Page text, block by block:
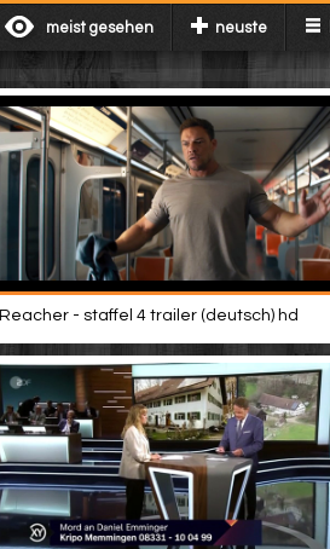
meist gesehen neuste
Reacher - staffel 4 trailer (deutsch) hd